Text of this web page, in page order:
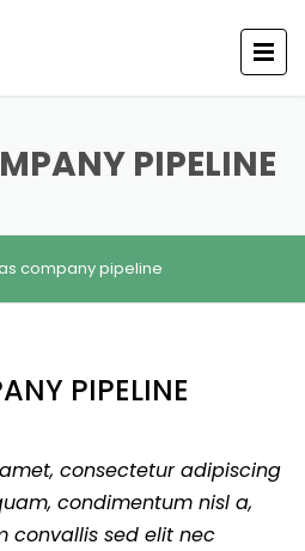
PIPELINE
company pipeline
PIPELINE
consectetur adipiscing
condimentum nisl a,
convallis sed elit nec